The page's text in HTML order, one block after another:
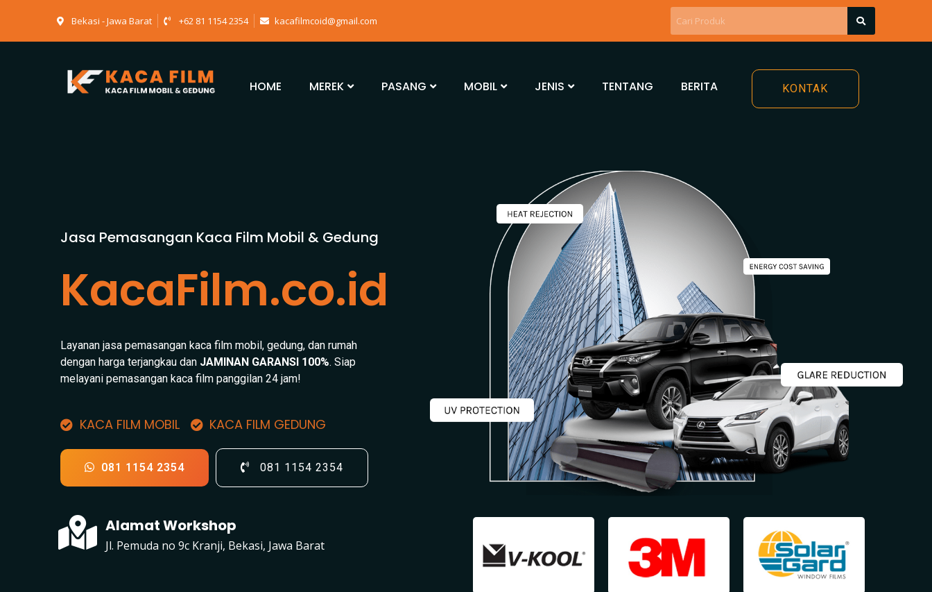
Bekasi - Jawa Barat +62 81 1154 2354 kacafilmcoid@gmail.com
HOME MEREK PASANG MOBIL JENIS TENTANG BERITA KONTAK
Jasa Pemasangan Kaca Film Mobil & Gedung
KacaFilm.co.id
Layanan jasa pemasangan kaca film mobil, gedung, dan rumah
dengan harga terjangkau dan JAMINAN GARANSI 100%. Siap
melayani pemasangan kaca film panggilan 24 jam!
KACA FILM MOBIL KACA FILM GEDUNG
081 1154 2354 081 1154 2354
Alamat Workshop
Jl. Pemuda no 9c Kranji, Bekasi, Jawa Barat